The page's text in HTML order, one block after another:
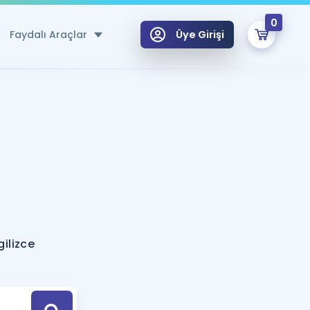
Faydalı Araçlar
Hesaplama Aracı
için Öneriler
Tek Takvimde
Üye Girişi
0